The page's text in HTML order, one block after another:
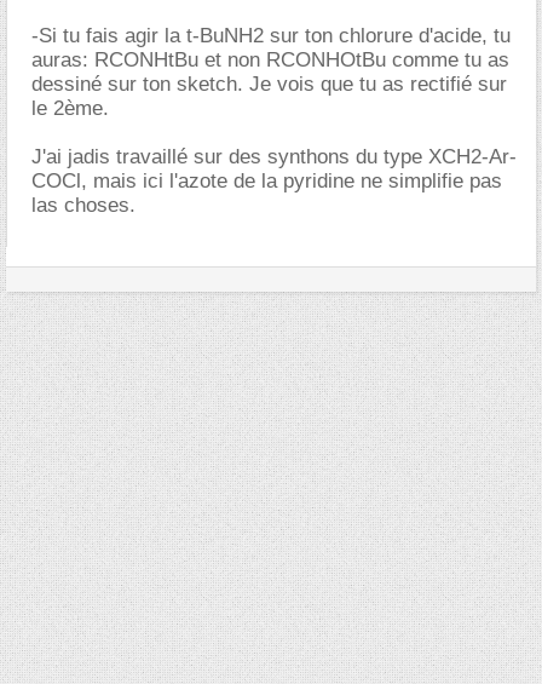
-Si tu fais agir la t-BuNH2 sur ton chlorure d'acide, tu
auras: RCONHtBu et non RCONHOtBu comme tu as
dessiné sur ton sketch. Je vois que tu as rectifié sur
le 2ème.
J'ai jadis travaillé sur des synthons du type XCH2-Ar-
COCl, mais ici l'azote de la pyridine ne simplifie pas
las choses.